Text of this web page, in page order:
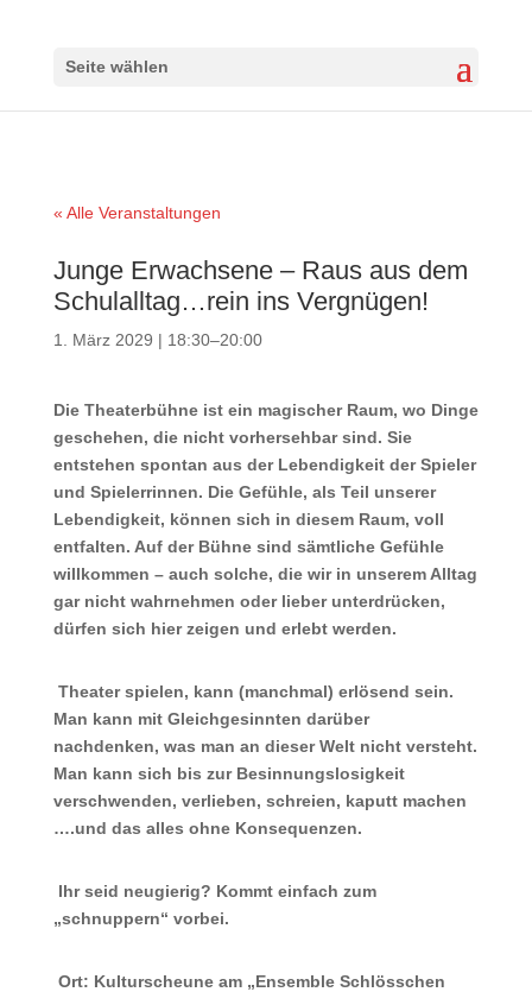
Seite wählen
« Alle Veranstaltungen
Junge Erwachsene – Raus aus dem
Schulalltag…rein ins Vergnügen!
1. März 2029 | 18:30–20:00
Die Theaterbühne ist ein magischer Raum, wo Dinge
geschehen, die nicht vorhersehbar sind. Sie
entstehen spontan aus der Lebendigkeit der Spieler
und Spielerrinnen. Die Gefühle, als Teil unserer
Lebendigkeit, können sich in diesem Raum, voll
entfalten. Auf der Bühne sind sämtliche Gefühle
willkommen – auch solche, die wir in unserem Alltag
gar nicht wahrnehmen oder lieber unterdrücken,
dürfen sich hier zeigen und erlebt werden.
Theater spielen, kann (manchmal) erlösend sein.
Man kann mit Gleichgesinnten darüber
nachdenken, was man an dieser Welt nicht versteht.
Man kann sich bis zur Besinnungslosigkeit
verschwenden, verlieben, schreien, kaputt machen
….und das alles ohne Konsequenzen.
Ihr seid neugierig? Kommt einfach zum
„schnuppern“ vorbei.
Ort: Kulturscheune am „Ensemble Schlösschen